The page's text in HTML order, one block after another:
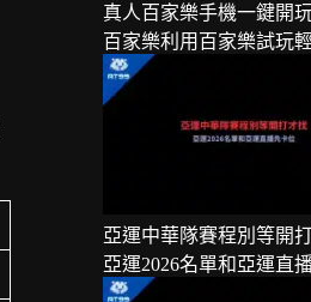
真人百家樂手機一鍵開
百家樂利用百家樂試玩
亞運中華隊賽程別等開
亞運2026名單和亞運直